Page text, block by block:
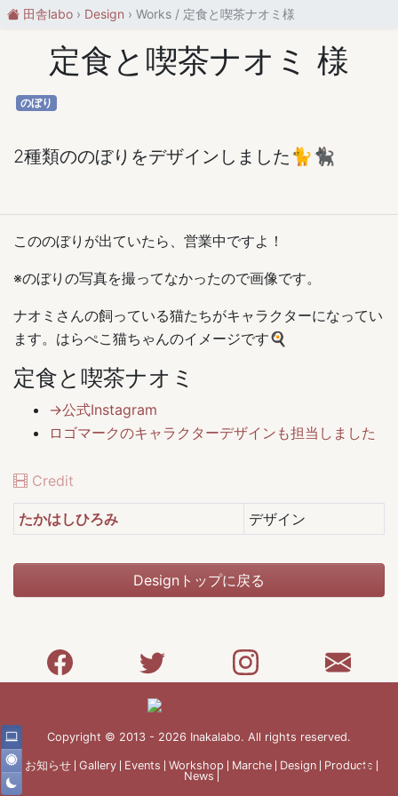
田舎labo Design Works / 定食と喫茶ナオミ様
定食と喫茶ナオミ 様
のぼり
2種類ののぼりをデザインしました🐈🐈‍⬛
こののぼりが出ていたら、営業中ですよ！
※のぼりの写真を撮ってなかったので画像です。
ナオミさんの飼っている猫たちがキャラクターになってい
ます。はらぺこ猫ちゃんのイメージです🍳
定食と喫茶ナオミ
→公式Instagram
ロゴマークのキャラクターデザインも担当しました
Credit
たかはしひろみ デザイン
Designトップに戻る
Copyright © 2013 - 2026 Inakalabo. All rights reserved.
お知らせ Gallery Events Workshop Marche Design
Products
News